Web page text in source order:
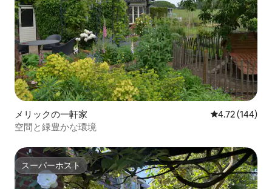
メリックの一軒家 レビュー144
4.72 (144)
空間と緑豊かな環境
スーパーホスト
スーパーホスト